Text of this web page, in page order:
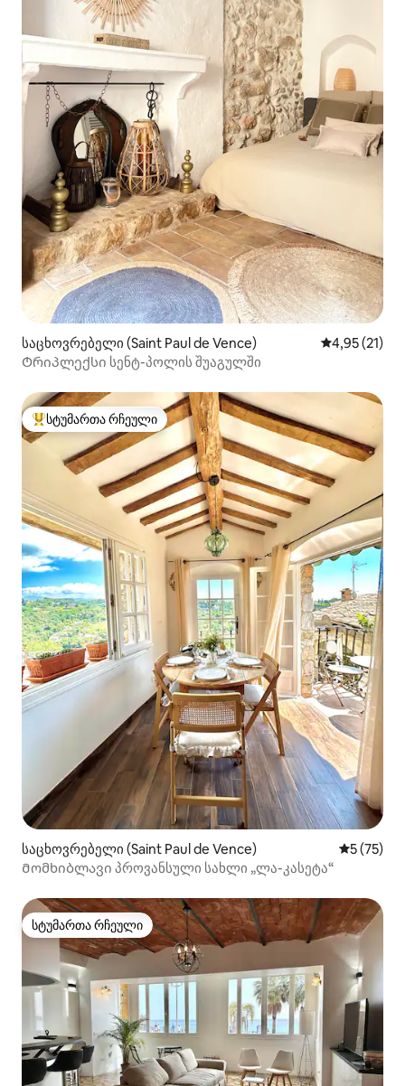
საცხოვრებელი (Saint Paul de Vence) საშუალო
4,95 (21)
Ტრიპლექსი სენტ-პოლის შუაგულში
სტუმართა რჩეული მოწინავე ვარიანტი
სტუმართა რჩეული
საცხოვრებელი (Saint Paul de Vence) საშუალო
5 (75)
Მომხიბლავი პროვანსული სახლი „ლა-კასეტა“
სტუმართა რჩეული
სტუმართა რჩეული